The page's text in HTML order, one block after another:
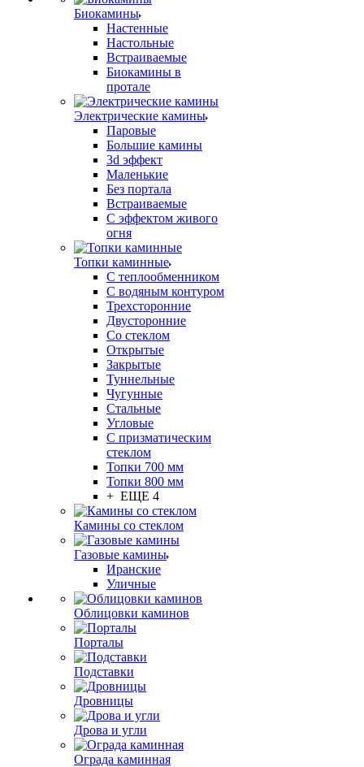
Биокамины
Настенные
Настольные
Встраиваемые
Биокамины в
протале
Электрические камины
Паровые
Большие камины
3d эффект
Маленькие
Без портала
Встраиваемые
С эффектом живого
огня
Топки каминные
С теплообменником
С водяным контуром
Трехсторонние
Двусторонние
Со стеклом
Открытые
Закрытые
Туннельные
Чугунные
Стальные
Угловые
С призматическим
стеклом
Топки 700 мм
Топки 800 мм
+ ЕЩЕ 4
Камины со стеклом
Газовые камины
Иранские
Уличные
Облицовки каминов
Порталы
Подставки
Дровницы
Дрова и угли
Ограда каминная